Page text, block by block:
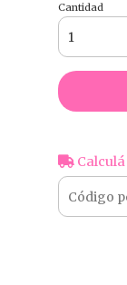
Cantidad
Calculá